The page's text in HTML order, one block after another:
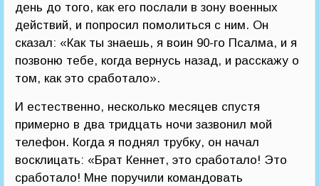
день до того, как его послали в зону военных
действий, и попросил помолиться с ним. Он
сказал: «Как ты знаешь, я воин 90-го Псалма, и я
позвоню тебе, когда вернусь назад, и расскажу о
том, как это сработало».
И естественно, несколько месяцев спустя
примерно в два тридцать ночи зазвонил мой
телефон. Когда я поднял трубку, он начал
восклицать: «Брат Кеннет, это сработало! Это
сработало! Мне поручили командовать